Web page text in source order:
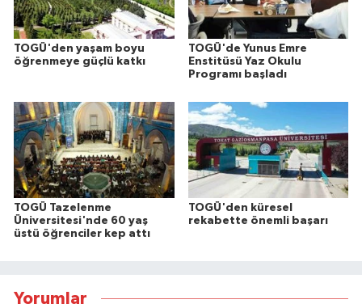
TOGÜ'den yaşam boyu
öğrenmeye güçlü katkı
TOGÜ'de Yunus Emre
Enstitüsü Yaz Okulu
Programı başladı
TOGÜ Tazelenme
Üniversitesi'nde 60 yaş
üstü öğrenciler kep attı
TOGÜ'den küresel
rekabette önemli başarı
Yorumlar